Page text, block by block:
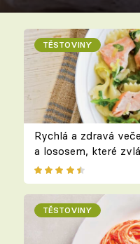
TĚSTOVINY
Rychlá a zdravá
a lososem, které
TĚSTOVINY